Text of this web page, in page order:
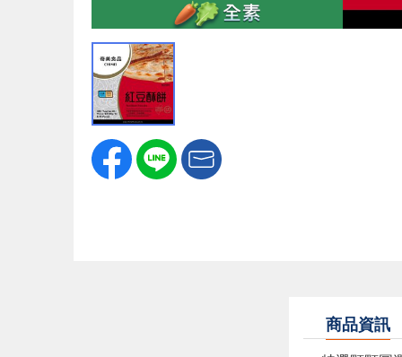
商品資訊